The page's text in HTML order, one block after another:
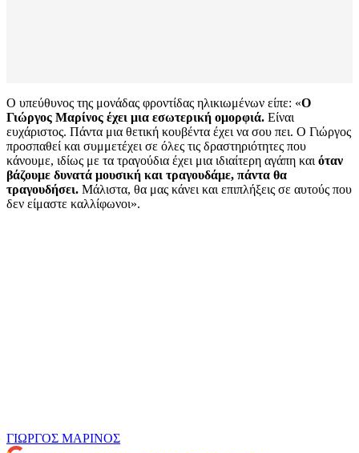
Ο υπεύθυνος της μονάδας φροντίδας ηλικιωμένων είπε: «Ο
Γιώργος Μαρίνος έχει μια εσωτερική ομορφιά. Είναι
ευχάριστος. Πάντα μια θετική κουβέντα έχει να σου πει. Ο Γιώργος
προσπαθεί και συμμετέχει σε όλες τις δραστηριότητες που
κάνουμε, ιδίως με τα τραγούδια έχει μια ιδιαίτερη αγάπη και όταν
βάζουμε δυνατά μουσική και τραγουδάμε, πάντα θα
τραγουδήσει. Μάλιστα, θα μας κάνει και επιπλήξεις σε αυτούς που
δεν είμαστε καλλίφωνοι».
ΓΙΩΡΓΟΣ ΜΑΡΙΝΟΣ